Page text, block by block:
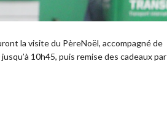
la visite du PèreNoël, accompagné de
10h45, puis remise des cadeaux par